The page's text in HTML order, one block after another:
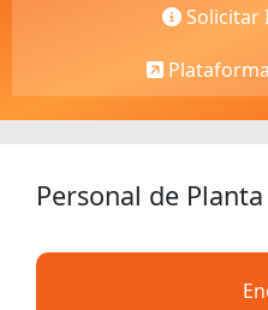
Solicitar
Personal de